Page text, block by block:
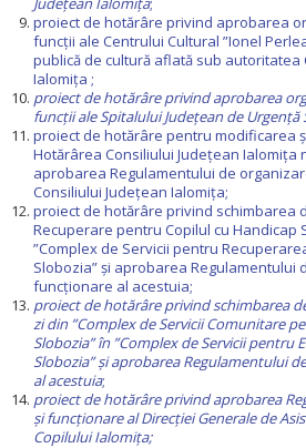
proiect de hotărâre privind aprobarea
funcţii ale Centrului Cultural ”Ionel
publică de cultură aflată sub autoritatea
Ialomiţa ;
proiect de hotărâre privind aprobarea
funcţii aleSpitalului Județean de Urgență
proiect de hotărâre pentru modificarea
Hotărârea Consiliului Județean Ialomița
aprobarea Regulamentului de
Consiliului Judeţean Ialomiţa;
proiect de hotărâre privind schimbarea
Recuperare pentru Copilul cu Handicap
”Complex de Servicii pentru
Slobozia” și aprobarea Regulamentului
funcționare al acestuia;
proiect de hotărâre privind schimbarea
zi din ”Complex de Servicii Comunitare
Slobozia” în ”Complex de Servicii pentru
Slobozia” și aprobarea Regulamentului
al acestuia;
proiect de hotărâre privind aprobarea
și funcționare al Direcției Generale de
Copilului Ialomița;